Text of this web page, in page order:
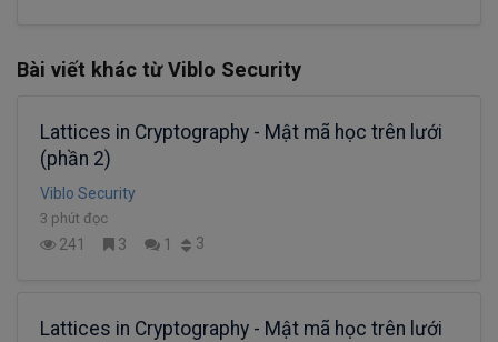
Bài viết khác từ Viblo Security
Lattices in Cryptography - Mật mã học trên lưới
(phần 2)
Viblo Security
3 phút đọc
241 3 1 3
Lattices in Cryptography - Mật mã học trên lưới